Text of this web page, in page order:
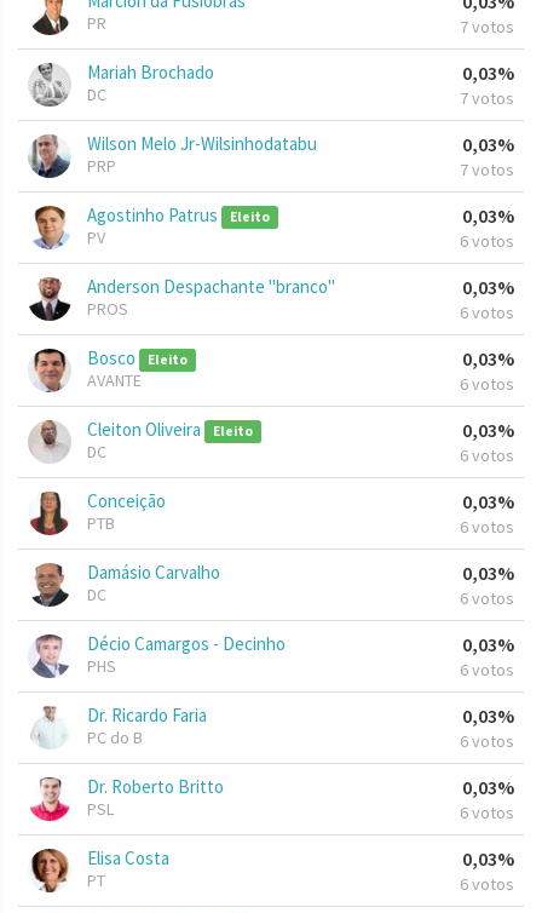
PR 7 votos
Mariah Brochado
DC
0,03%
7 votos
Wilson Melo Jr-Wilsinhodatabu
PRP
0,03%
7 votos
Agostinho Patrus Eleito
PV
0,03%
6 votos
Anderson Despachante "branco"
PROS
0,03%
6 votos
Bosco Eleito
AVANTE
0,03%
6 votos
Cleiton Oliveira Eleito
DC
0,03%
6 votos
Conceição
PTB
0,03%
6 votos
Damásio Carvalho
DC
0,03%
6 votos
Décio Camargos - Decinho
PHS
0,03%
6 votos
Dr. Ricardo Faria
PC do B
0,03%
6 votos
Dr. Roberto Britto
PSL
0,03%
6 votos
Elisa Costa
PT
0,03%
6 votos